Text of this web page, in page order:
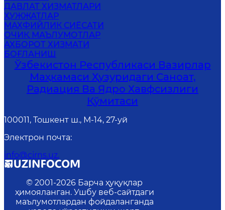
ДАВЛАТ ХИЗМАТЛАРИ
ҲУЖЖАТЛАР
МАХФИЙЛИК СИЁСАТИ
ОЧИҚ МАЪЛУМОТЛАР
АХБОРОТ ХИЗМАТИ
БОҒЛАНИШ
Ўзбекистон Республикаси Вазирлар
Маҳкамаси Ҳузуридаги Саноат,
Радиация Ва Ядро Хавфсизлиги
Қўмитаси
100011, Тошкент ш., М-14, 27-уй
Электрон почта:
info@cirns.uz.
© 2001-2026 Барча ҳуқуқлар
ҳимояланган. Ушбу веб-сайтдаги
маълумотлардан фойдаланганда